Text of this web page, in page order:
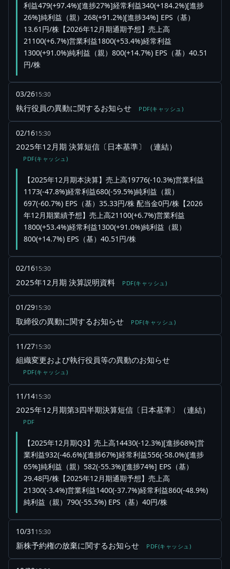
利益479(+97.4%)[進捗27%]経常利益340(+184.2%)[進捗
26%]純利益（親）268(+91.2%)[進捗34%] EPS（基）
13.61円/株【2026年12月期通期予想】売上高
21100(+6.7%)営業利益1800(+53.4%)経常利益
1300(+91.0%)純利益（親）800(+14.7%) EPS（基）40.51
円/株
03/2615:30
執行役員の異動に関するお知らせ PDF(キャッシュ)
02/1615:30
2025年12月期 決算短信〔日本基準〕（連結）
PDF(キャッシュ)
【2025年12月期本決算】売上高19776(-10.3%)営業利益
1173(-47.8%)経常利益680(-59.5%)純利益（親）
697(-60.7%) EPS（基）35.33円/株 配当金0円/株【2026
年12月期業績予想】売上高21100(+6.7%)営業利益
1800(+53.4%)経常利益1300(+91.0%)純利益（親）
800(+14.7%) EPS（基）40.51円/株
02/1615:30
2025年12月期 決算説明資料 PDF(キャッシュ)
01/2915:30
取締役の異動に関するお知らせ PDF(キャッシュ)
11/2715:30
組織変更および執行役員等の異動のお知らせ
PDF(キャッシュ)
11/1415:30
2025年12月期第3四半期決算短信〔日本基準〕（連結）
PDF
【2025年12月期Q3】売上高14430(-12.3%)[進捗68%]営
業利益932(-46.6%)[進捗67%]経常利益556(-58.0%)[進捗
65%]純利益（親）582(-55.3%)[進捗74%] EPS（基）
29.48円/株【2025年12月期通期予想】売上高
21300(-3.4%)営業利益1400(-37.7%)経常利益860(-48.9%)
純利益（親）790(-55.5%) EPS（基）40円/株
10/31 15:30
新株予約権の放棄に関するお知らせ PDF(キャッシュ)